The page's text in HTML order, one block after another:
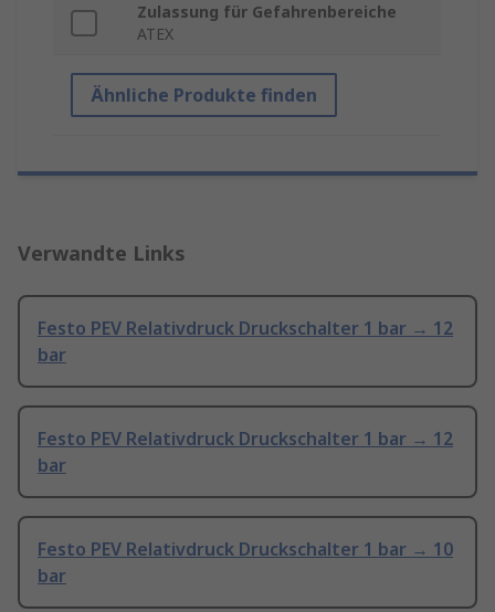
Zulassung für Gefahrenbereiche
ATEX
Ähnliche Produkte finden
Verwandte Links
Festo PEV Relativdruck Druckschalter 1 bar → 12
bar
Festo PEV Relativdruck Druckschalter 1 bar → 12
bar
Festo PEV Relativdruck Druckschalter 1 bar → 10
bar